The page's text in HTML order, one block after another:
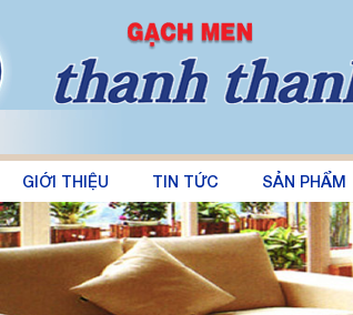
GIỚI THIỆU TIN TỨC SẢN PHẨM